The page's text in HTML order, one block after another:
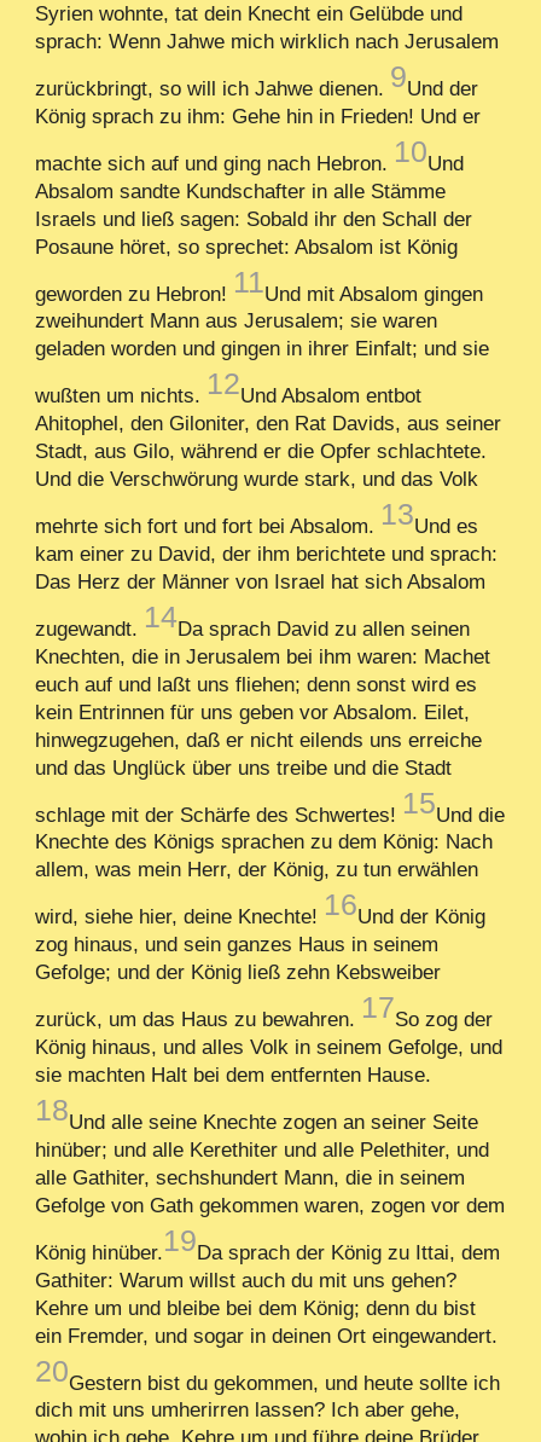
Syrien wohnte, tat dein Knecht ein Gelübde und
sprach: Wenn Jahwe mich wirklich nach Jerusalem
zurückbringt, so will ich Jahwe dienen. 9Und der
König sprach zu ihm: Gehe hin in Frieden! Und er
machte sich auf und ging nach Hebron. 10Und
Absalom sandte Kundschafter in alle Stämme
Israels und ließ sagen: Sobald ihr den Schall der
Posaune höret, so sprechet: Absalom ist König
geworden zu Hebron! 11Und mit Absalom gingen
zweihundert Mann aus Jerusalem; sie waren
geladen worden und gingen in ihrer Einfalt; und sie
wußten um nichts. 12Und Absalom entbot
Ahitophel, den Giloniter, den Rat Davids, aus seiner
Stadt, aus Gilo, während er die Opfer schlachtete.
Und die Verschwörung wurde stark, und das Volk
mehrte sich fort und fort bei Absalom. 13Und es
kam einer zu David, der ihm berichtete und sprach:
Das Herz der Männer von Israel hat sich Absalom
zugewandt. 14Da sprach David zu allen seinen
Knechten, die in Jerusalem bei ihm waren: Machet
euch auf und laßt uns fliehen; denn sonst wird es
kein Entrinnen für uns geben vor Absalom. Eilet,
hinwegzugehen, daß er nicht eilends uns erreiche
und das Unglück über uns treibe und die Stadt
schlage mit der Schärfe des Schwertes! 15Und die
Knechte des Königs sprachen zu dem König: Nach
allem, was mein Herr, der König, zu tun erwählen
wird, siehe hier, deine Knechte! 16Und der König
zog hinaus, und sein ganzes Haus in seinem
Gefolge; und der König ließ zehn Kebsweiber
zurück, um das Haus zu bewahren. 17So zog der
König hinaus, und alles Volk in seinem Gefolge, und
sie machten Halt bei dem entfernten Hause.
18Und alle seine Knechte zogen an seiner Seite
hinüber; und alle Kerethiter und alle Pelethiter, und
alle Gathiter, sechshundert Mann, die in seinem
Gefolge von Gath gekommen waren, zogen vor dem
König hinüber.19Da sprach der König zu Ittai, dem
Gathiter: Warum willst auch du mit uns gehen?
Kehre um und bleibe bei dem König; denn du bist
ein Fremder, und sogar in deinen Ort eingewandert.
20Gestern bist du gekommen, und heute sollte ich
dich mit uns umherirren lassen? Ich aber gehe,